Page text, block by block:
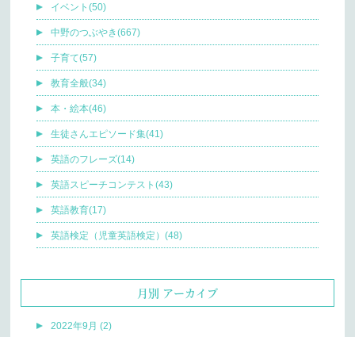
イベント(50)
中野のつぶやき(667)
子育て(57)
教育全般(34)
本・絵本(46)
生徒さんエピソード集(41)
英語のフレーズ(14)
英語スピーチコンテスト(43)
英語教育(17)
英語検定（児童英語検定）(48)
月別 アーカイブ
2022年9月 (2)